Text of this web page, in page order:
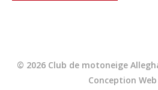
© 2026 Club de motoneige
Conception Web